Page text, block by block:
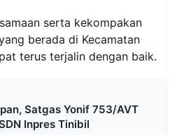
serta kekompakan
berada di Kecamatan
terus terjalin dengan baik.
Satgas Yonif 753/AVT
Inpres Tinibil